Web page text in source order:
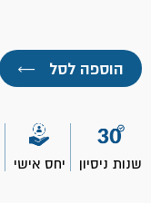
הוספה לסל ←
שנות ניסיון יחס אישי